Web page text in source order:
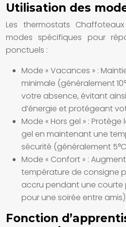
Utilisation des
Les thermostats
modes spécifiques pour
ponctuels :
Mode « Vacances » :
minimale (généralement
votre absence, évitant
d’énergie et protégeant
Mode « Hors gel » : Protège
gel en maintenant une
sécurité (généralement 5°C
Mode « Confort » :
température de consigne
accru pendant une courte
pour une soirée entre amis).
Fonction